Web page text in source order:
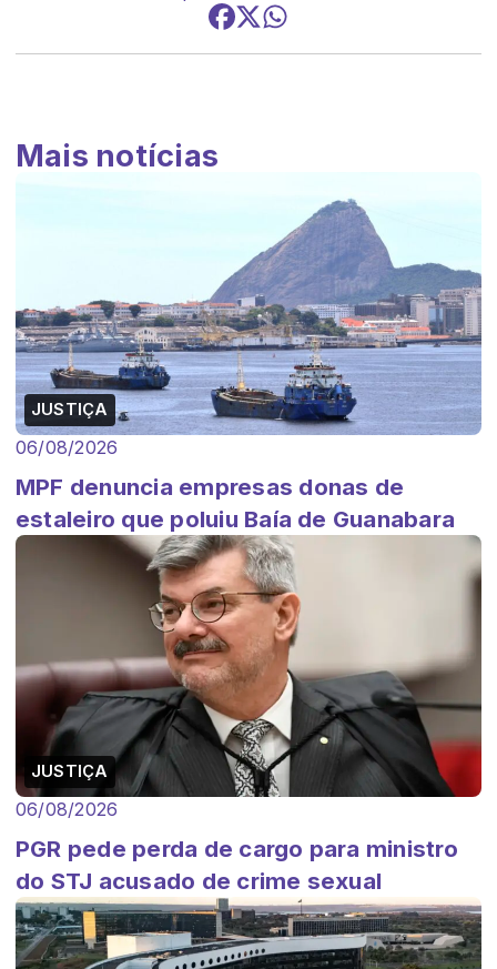
Mais notícias
JUSTIÇA
06/08/2026
MPF denuncia empresas donas de
estaleiro que poluiu Baía de Guanabara
JUSTIÇA
06/08/2026
PGR pede perda de cargo para ministro
do STJ acusado de crime sexual